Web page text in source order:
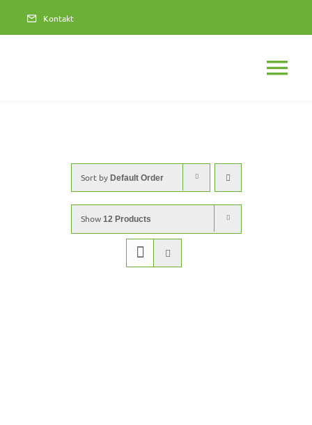
Kontakt
Sort by Default Order
Show 12 Products